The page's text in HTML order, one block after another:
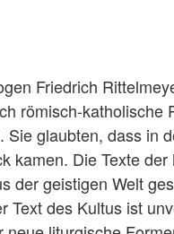
Friedrich
römisch-katholische
glaubten, dass in
kamen. Die Texte
der geistigen Welt
Text des Kultus ist